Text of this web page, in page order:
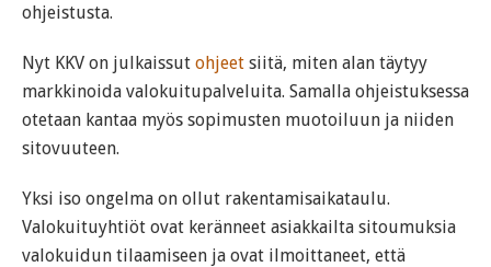
ohjeistusta.
Nyt KKV on julkaissut ohjeet siitä, miten alan täytyy
markkinoida valokuitupalveluita. Samalla ohjeistuksessa
otetaan kantaa myös sopimusten muotoiluun ja niiden
sitovuuteen.
Yksi iso ongelma on ollut rakentamisaikataulu.
Valokuituyhtiöt ovat keränneet asiakkailta sitoumuksia
valokuidun tilaamiseen ja ovat ilmoittaneet, että